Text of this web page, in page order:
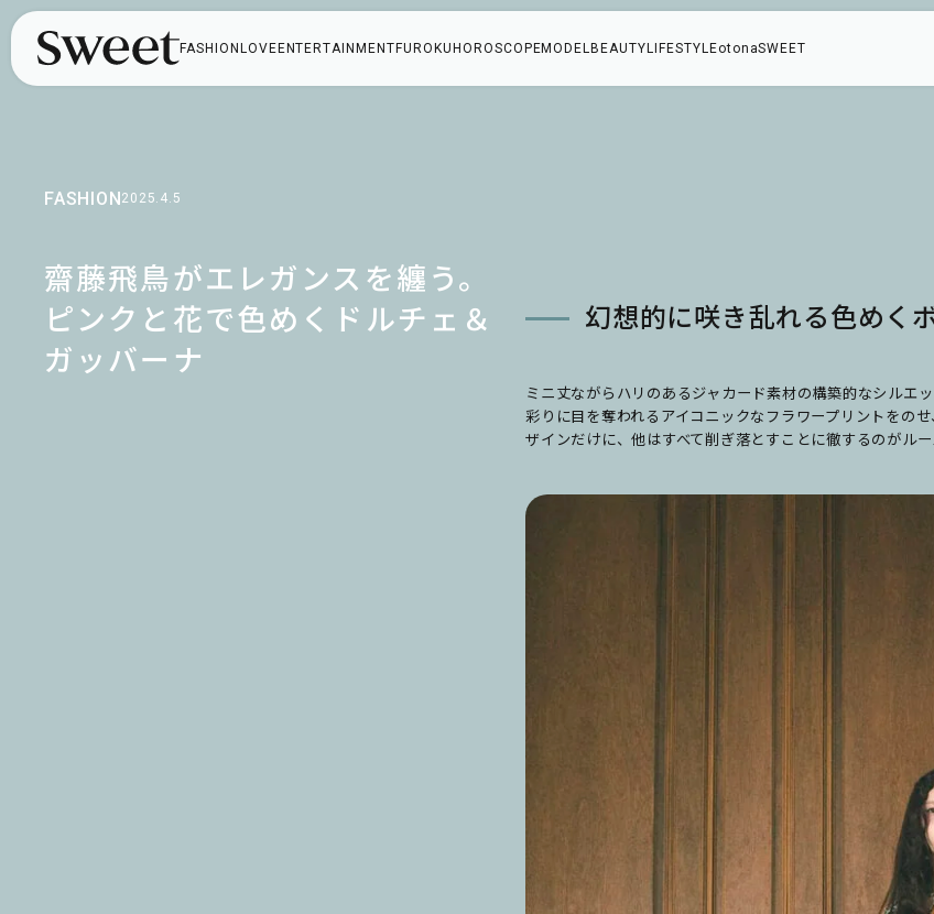
FASHION LOVE ENTERTAINMENT FUROKU HOROSCOPEMODEL BEAUTY LIFESTYLEotonaSWEET
FASHION2025.4.5
齋藤飛鳥がエレガンスを纏う。
ピンクと花で色めくドルチェ＆
ガッバーナ
幻想的に咲き乱れる色めく
ミニ丈ながらハリのあるジャカード素材の構築的なシルエ
彩りに目を奪われるアイコニックなフラワープリントをの
ザインだけに、他はすべて削ぎ落とすことに徹するのがルー